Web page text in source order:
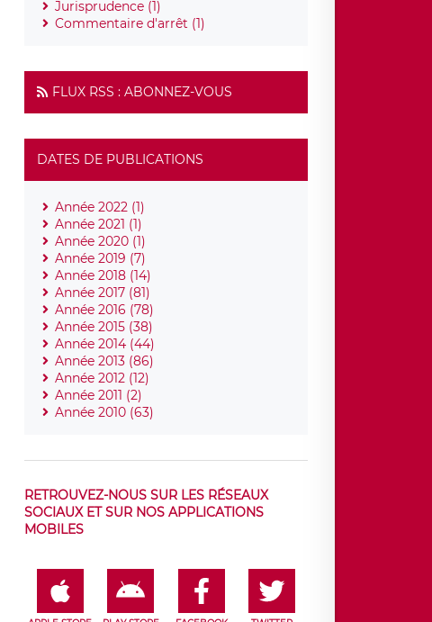
Jurisprudence (1)
Commentaire d'arrêt (1)
FLUX RSS : ABONNEZ-VOUS
DATES DE PUBLICATIONS
Année 2022 (1)
Année 2021 (1)
Année 2020 (1)
Année 2019 (7)
Année 2018 (14)
Année 2017 (81)
Année 2016 (78)
Année 2015 (38)
Année 2014 (44)
Année 2013 (86)
Année 2012 (12)
Année 2011 (2)
Année 2010 (63)
RETROUVEZ-NOUS SUR LES RÉSEAUX
SOCIAUX ET SUR NOS APPLICATIONS
MOBILES